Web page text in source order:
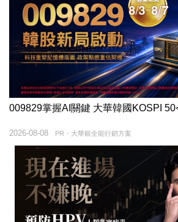
009829掌握AI關鍵 大華韓國KOSPI 50
PR・大華銀全能行銷方案
2026-08-08